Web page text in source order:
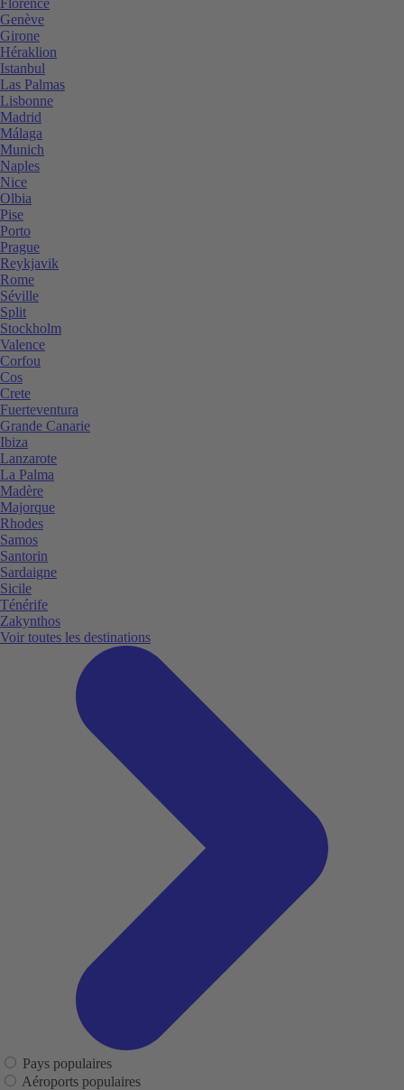
Genève
Girone
Héraklion
Istanbul
Las Palmas
Lisbonne
Madrid
Málaga
Munich
Naples
Nice
Olbia
Pise
Porto
Prague
Reykjavik
Rome
Séville
Split
Stockholm
Valence
Corfou
Cos
Crete
Fuerteventura
Grande Canarie
Ibiza
Lanzarote
La Palma
Madère
Majorque
Rhodes
Samos
Santorin
Sardaigne
Sicile
Ténérife
Zakynthos
Voir toutes les destinations
Pays populaires
Aéroports populaires